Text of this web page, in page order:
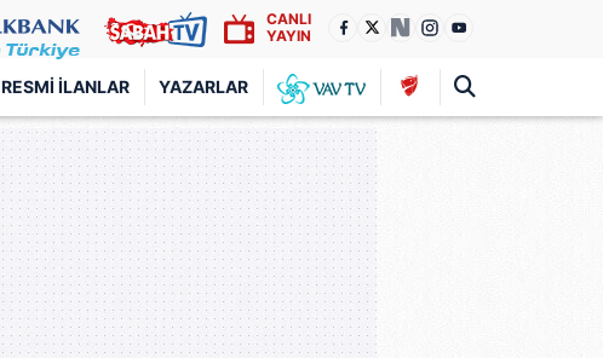
CANLI
YAYIN
RESMI İLANLAR YAZARLAR